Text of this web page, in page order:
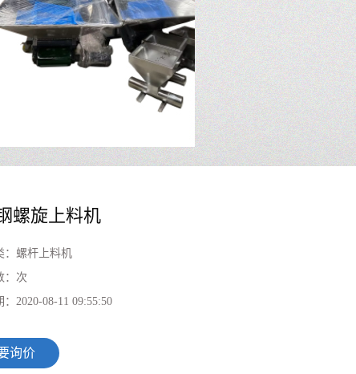
螺旋上料机
螺杆上料机
次
2020-08-11 09:55:50
询价